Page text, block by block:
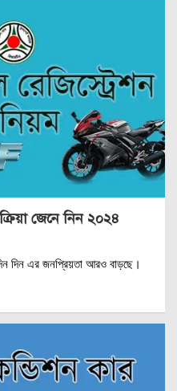
জেনে নিন ২০২৪
দিন এর জনপ্রিয়তা আরও বাড়ছে।